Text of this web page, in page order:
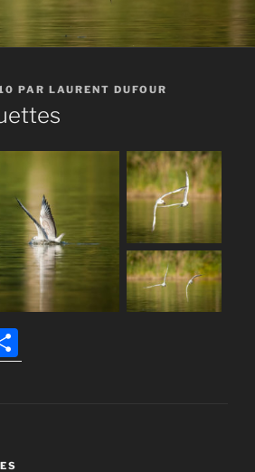
PAR LAURENT DUFOUR
ar